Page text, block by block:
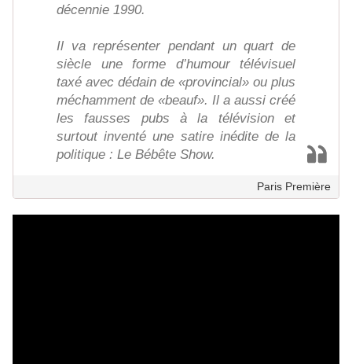
décennie 1990.
Il va représenter pendant un quart de
siècle une forme d’humour télévisuel
taxé avec dédain de «provincial» ou plus
méchamment de «beauf». Il a aussi créé
les fausses pubs à la télévision et
surtout inventé une satire inédite de la
politique : Le Bébête Show.
Paris Première